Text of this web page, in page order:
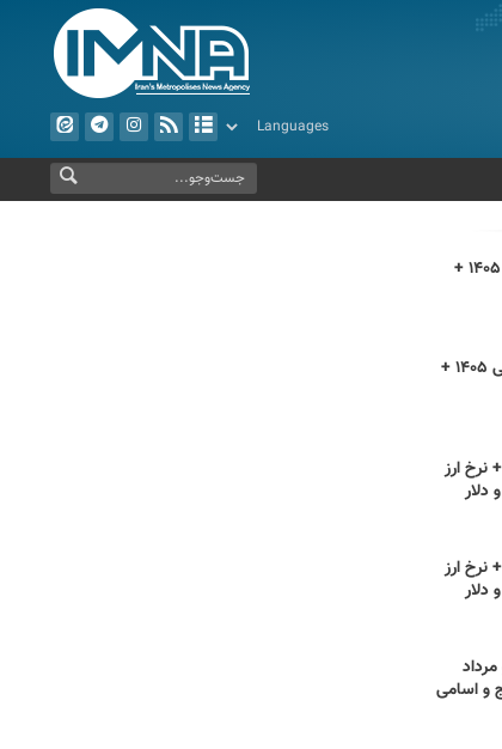
متن تبریک روز خبرنگار ۱۴۰۵ +
اعمال روز اربعین حسینی ۱۴۰۵ +
نرخ ارز
دلار
نرخ ارز
دلار
و اسامی